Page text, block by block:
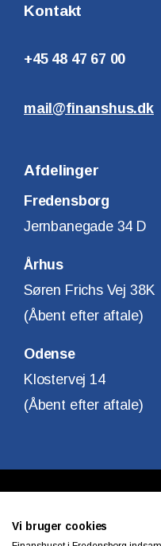
Kontakt
+45 48 47 67 00
mail@finanshus.dk
Afdelinger
Fredensborg
Jernbanegade 34 D
Århus
Søren Frichs Vej 38K
(Åbent efter aftale)
Odense
Klostervej 14
(Åbent efter aftale)
CVR. Nr. 10140315
Vi bruger cookies